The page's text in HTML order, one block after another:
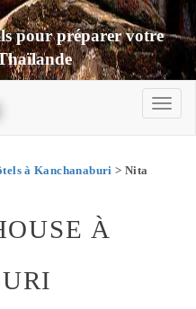
pour préparer votre
à Kanchanaburi > Nita
À